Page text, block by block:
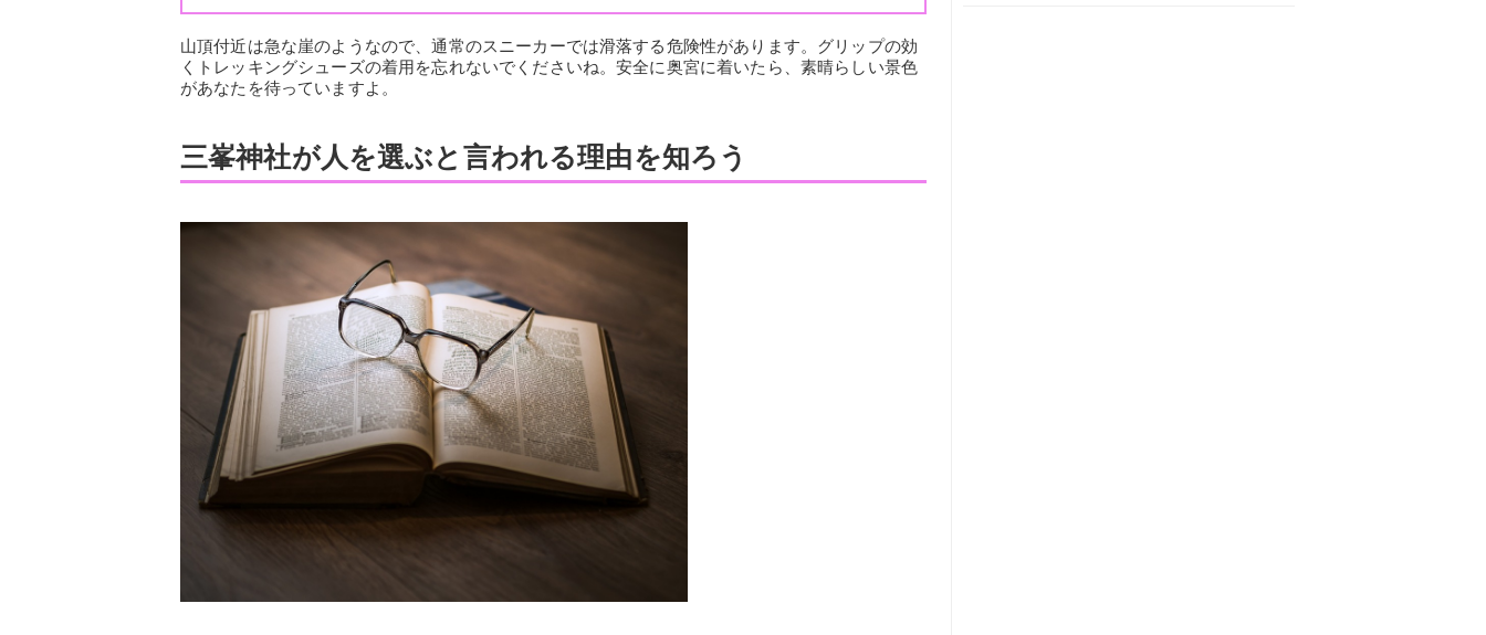
山頂付近は急な崖のようなので、通常のスニーカーでは滑落する危険性があります。グリップの効
くトレッキングシューズの着用を忘れないでくださいね。安全に奥宮に着いたら、素晴らしい景色
があなたを待っていますよ。
三峯神社が人を選ぶと言われる理由を知ろう